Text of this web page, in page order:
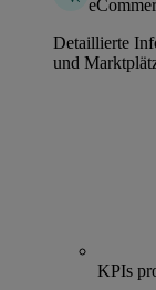
Detaillierte
und
KPIs